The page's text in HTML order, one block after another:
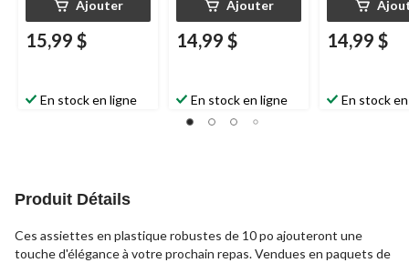
Ajouter
15,99 $
En stock en ligne
Ajouter
14,99 $
En stock en ligne
14,99 $
En stock
Produit Détails
Ces assiettes en plastique robustes de 10 po ajouteront une
touche d'élégance à votre prochain repas. Vendues en paquets de